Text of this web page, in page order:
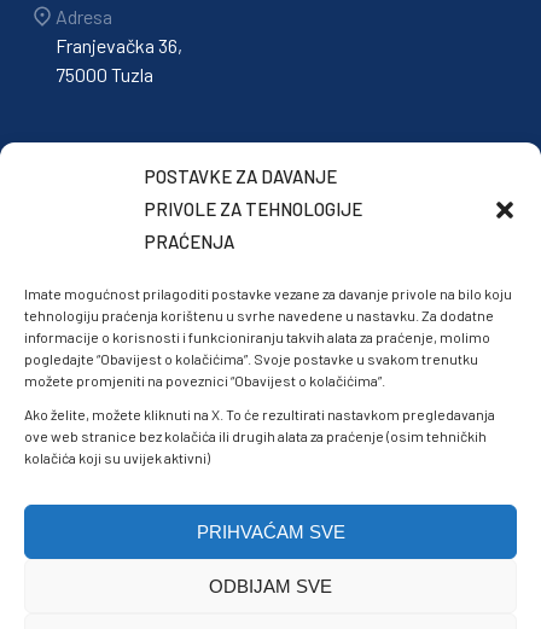
POSTAVKE ZA DAVANJE
PRIVOLE ZA TEHNOLOGIJE
PRAĆENJA
Imate mogućnost prilagoditi postavke vezane za davanje privole na bilo koju
tehnologiju praćenja korištenu u svrhe navedene u nastavku. Za dodatne
informacije o korisnosti i funkcioniranju takvih alata za praćenje, molimo
pogledajte “Obavijest o kolačićima”. Svoje postavke u svakom trenutku
možete promjeniti na poveznici “Obavijest o kolačićima”.
Ako želite, možete kliknuti na X. To će rezultirati nastavkom pregledavanja
ove web stranice bez kolačića ili drugih alata za praćenje (osim tehničkih
kolačića koji su uvijek aktivni)
PRIHVAĆAM SVE
ODBIJAM SVE
Adresa
Franjevačka 36,
75000 Tuzla